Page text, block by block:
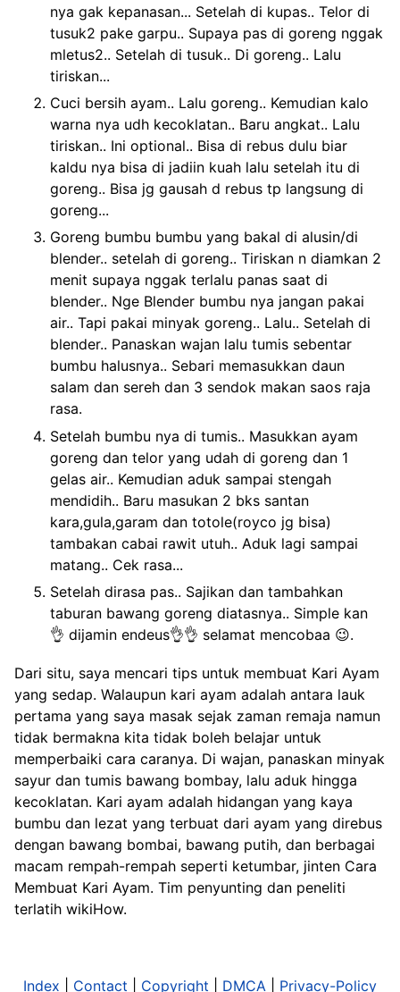
nya gak kepanasan... Setelah di kupas.. Telor di
tusuk2 pake garpu.. Supaya pas di goreng nggak
mletus2.. Setelah di tusuk.. Di goreng.. Lalu
tiriskan...
Cuci bersih ayam.. Lalu goreng.. Kemudian kalo
warna nya udh kecoklatan.. Baru angkat.. Lalu
tiriskan.. Ini optional.. Bisa di rebus dulu biar
kaldu nya bisa di jadiin kuah lalu setelah itu di
goreng.. Bisa jg gausah d rebus tp langsung di
goreng...
Goreng bumbu bumbu yang bakal di alusin/di
blender.. setelah di goreng.. Tiriskan n diamkan 2
menit supaya nggak terlalu panas saat di
blender.. Nge Blender bumbu nya jangan pakai
air.. Tapi pakai minyak goreng.. Lalu.. Setelah di
blender.. Panaskan wajan lalu tumis sebentar
bumbu halusnya.. Sebari memasukkan daun
salam dan sereh dan 3 sendok makan saos raja
rasa.
Setelah bumbu nya di tumis.. Masukkan ayam
goreng dan telor yang udah di goreng dan 1
gelas air.. Kemudian aduk sampai stengah
mendidih.. Baru masukan 2 bks santan
kara,gula,garam dan totole(royco jg bisa)
tambakan cabai rawit utuh.. Aduk lagi sampai
matang.. Cek rasa...
Setelah dirasa pas.. Sajikan dan tambahkan
taburan bawang goreng diatasnya.. Simple kan
👌 dijamin endeus👌👌 selamat mencobaa 😉.
Dari situ, saya mencari tips untuk membuat Kari Ayam
yang sedap. Walaupun kari ayam adalah antara lauk
pertama yang saya masak sejak zaman remaja namun
tidak bermakna kita tidak boleh belajar untuk
memperbaiki cara caranya. Di wajan, panaskan minyak
sayur dan tumis bawang bombay, lalu aduk hingga
kecoklatan. Kari ayam adalah hidangan yang kaya
bumbu dan lezat yang terbuat dari ayam yang direbus
dengan bawang bombai, bawang putih, dan berbagai
macam rempah-rempah seperti ketumbar, jinten Cara
Membuat Kari Ayam. Tim penyunting dan peneliti
terlatih wikiHow.
Index Contact Copyright DMCA Privacy-Policy